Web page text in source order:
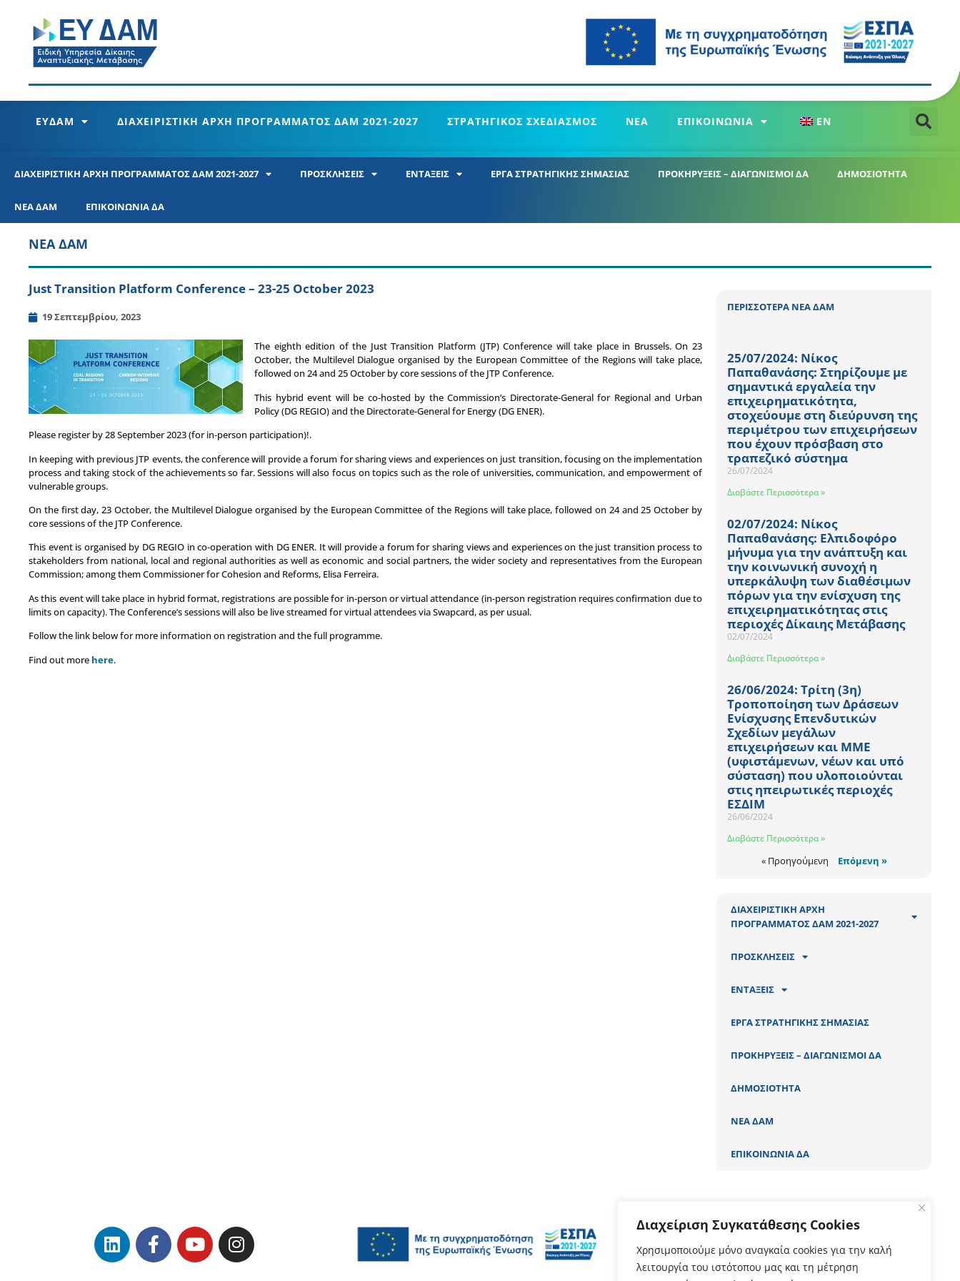
Διαχείριση Συγκατάθεσης Cookies
Χρησιμοποιούμε μόνο αναγκαία cookies για την καλή
λειτουργία του ιστότοπου μας και τη μέτρηση
ΕΥΔΑΜ ΔΙΑΧΕΙΡΙΣΤΙΚΗ ΑΡΧΗ ΠΡΟΓΡΑΜΜΑΤΟΣ ΔΑΜ 2021-2027 ΣΤΡΑΤΗΓΙΚΟΣ ΣΧΕΔΙΑΣΜΟΣ ΝΕΑ ΕΠΙΚΟΙΝΩΝΙΑ EN
ΔΙΑΧΕΙΡΙΣΤΙΚΗ ΑΡΧΗ ΠΡΟΓΡΑΜΜΑΤΟΣ ΔΑΜ 2021-2027 ΠΡΟΣΚΛΗΣΕΙΣ ΕΝΤΑΞΕΙΣ ΕΡΓΑ ΣΤΡΑΤΗΓΙΚΗΣ ΣΗΜΑΣΙΑΣ ΠΡΟΚΗΡΥΞΕΙΣ – ΔΙΑΓΩΝΙΣΜΟΙ ΔΑ ΔΗΜΟΣΙΟΤΗΤΑ
ΝΕΑ ΔΑΜ ΕΠΙΚΟΙΝΩΝΙΑ ΔΑ
ΝΕΑ ΔΑΜ
Just Transition Platform Conference – 23-25 October 2023
19 Σεπτεμβρίου, 2023
The eighth edition of the Just Transition Platform (JTP) Conference will take place in Brussels. On 23
October, the Multilevel Dialogue organised by the European Committee of the Regions will take place,
followed on 24 and 25 October by core sessions of the JTP Conference.
This hybrid event will be co-hosted by the Commission’s Directorate-General for Regional and Urban
Policy (DG REGIO) and the Directorate-General for Energy (DG ENER).
Please register by 28 September 2023 (for in-person participation)!.
In keeping with previous JTP events, the conference will provide a forum for sharing views and experiences on just transition, focusing on the implementation
process and taking stock of the achievements so far. Sessions will also focus on topics such as the role of universities, communication, and empowerment of
vulnerable groups.
On the first day, 23 October, the Multilevel Dialogue organised by the European Committee of the Regions will take place, followed on 24 and 25 October by
core sessions of the JTP Conference.
This event is organised by DG REGIO in co-operation with DG ENER. It will provide a forum for sharing views and experiences on the just transition process to
stakeholders from national, local and regional authorities as well as economic and social partners, the wider society and representatives from the European
Commission; among them Commissioner for Cohesion and Reforms, Elisa Ferreira.
As this event will take place in hybrid format, registrations are possible for in-person or virtual attendance (in-person registration requires confirmation due to
limits on capacity). The Conference’s sessions will also be live streamed for virtual attendees via Swapcard, as per usual.
Follow the link below for more information on registration and the full programme.
Find out more here.
ΠΕΡΙΣΣΟΤΕΡΑ ΝΕΑ ΔΑΜ
25/07/2024: Νίκος
Παπαθανάσης: Στηρίζουμε με
σημαντικά εργαλεία την
επιχειρηματικότητα,
στοχεύουμε στη διεύρυνση της
περιμέτρου των επιχειρήσεων
που έχουν πρόσβαση στο
τραπεζικό σύστημα
26/07/2024
Διαβάστε Περισσότερα »
02/07/2024: Νίκος
Παπαθανάσης: Ελπιδοφόρο
μήνυμα για την ανάπτυξη και
την κοινωνική συνοχή η
υπερκάλυψη των διαθέσιμων
πόρων για την ενίσχυση της
επιχειρηματικότητας στις
περιοχές Δίκαιης Μετάβασης
02/07/2024
Διαβάστε Περισσότερα »
26/06/2024: Τρίτη (3η)
Τροποποίηση των Δράσεων
Ενίσχυσης Επενδυτικών
Σχεδίων μεγάλων
επιχειρήσεων και ΜΜΕ
(υφιστάμενων, νέων και υπό
σύσταση) που υλοποιούνται
στις ηπειρωτικές περιοχές
ΕΣΔΙΜ
26/06/2024
Διαβάστε Περισσότερα »
« Προηγούμενη Επόμενη »
ΔΙΑΧΕΙΡΙΣΤΙΚΗ ΑΡΧΗ
ΠΡΟΓΡΑΜΜΑΤΟΣ ΔΑΜ 2021-2027
ΠΡΟΣΚΛΗΣΕΙΣ
ΕΝΤΑΞΕΙΣ
ΕΡΓΑ ΣΤΡΑΤΗΓΙΚΗΣ ΣΗΜΑΣΙΑΣ
ΠΡΟΚΗΡΥΞΕΙΣ – ΔΙΑΓΩΝΙΣΜΟΙ ΔΑ
ΔΗΜΟΣΙΟΤΗΤΑ
ΝΕΑ ΔΑΜ
ΕΠΙΚΟΙΝΩΝΙΑ ΔΑ